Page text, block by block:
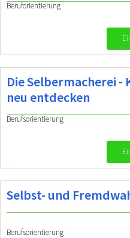
Beruforientierung
Die Selbermacherei
neu entdecken
Berufsorientierung
Selbst- und
Berufsorientierung